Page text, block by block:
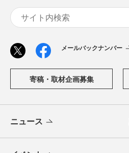
メールバックナンバー
寄稿・取材企画募集
ニュース